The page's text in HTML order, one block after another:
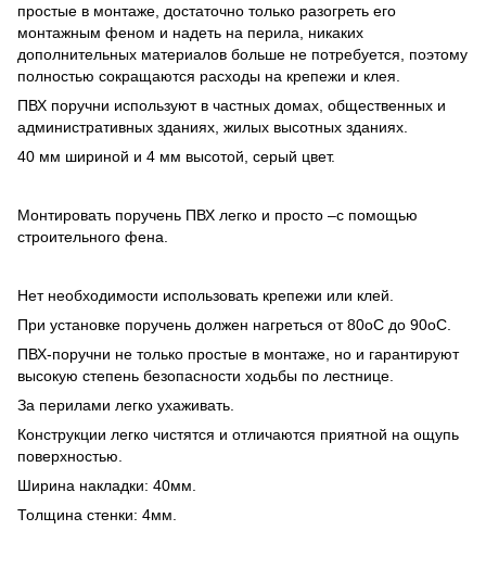
простые в монтаже, достаточно только разогреть его
монтажным феном и надеть на перила, никаких
дополнительных материалов больше не потребуется, поэтому
полностью сокращаются расходы на крепежи и клея.
ПВХ поручни используют в частных домах, общественных и
административных зданиях, жилых высотных зданиях.
40 мм шириной и 4 мм высотой, серый цвет.
Монтировать поручень ПВХ легко и просто –с помощью
строительного фена.
Нет необходимости использовать крепежи или клей.
При установке поручень должен нагреться от 80оС до 90оС.
ПВХ-поручни не только простые в монтаже, но и гарантируют
высокую степень безопасности ходьбы по лестнице.
За перилами легко ухаживать.
Конструкции легко чистятся и отличаются приятной на ощупь
поверхностью.
Ширина накладки: 40мм.
Толщина стенки: 4мм.